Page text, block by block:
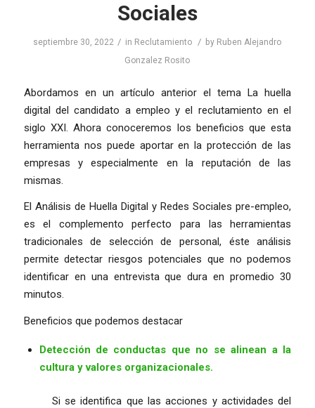
Sociales
septiembre 30, 2022 / in Reclutamiento / by Ruben Alejandro
Gonzalez Rosito
Abordamos en un artículo anterior el tema La huella
digital del candidato a empleo y el reclutamiento en el
siglo XXI. Ahora conoceremos los beneficios que esta
herramienta nos puede aportar en la protección de las
empresas y especialmente en la reputación de las
mismas.
El Análisis de Huella Digital y Redes Sociales pre-empleo,
es el complemento perfecto para las herramientas
tradicionales de selección de personal, éste análisis
permite detectar riesgos potenciales que no podemos
identificar en una entrevista que dura en promedio 30
minutos.
Beneficios que podemos destacar
Detección de conductas que no se alinean a la
cultura y valores organizacionales.
Si se identifica que las acciones y actividades del